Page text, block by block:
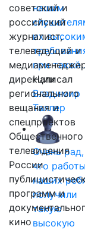
нашим
их
при
Написал
Владимир
Таллер
Очень рад,
что работы
наших
получили
такую
высокую
советский и
российский
журналист,
телеведущий и
дирекции
регионального
вещания и
спецпроектов
Общественного
телевидения
России
программ и
кино